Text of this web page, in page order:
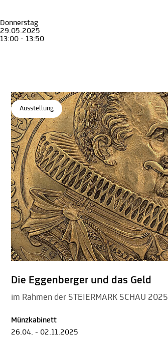
Donnerstag
29.05.2025
13:00 - 13:50
Ausstellung
Die Eggenberger und das Geld
im Rahmen der STEIERMARK SCHAU 2025
Münzkabinett
26.04. - 02.11.2025